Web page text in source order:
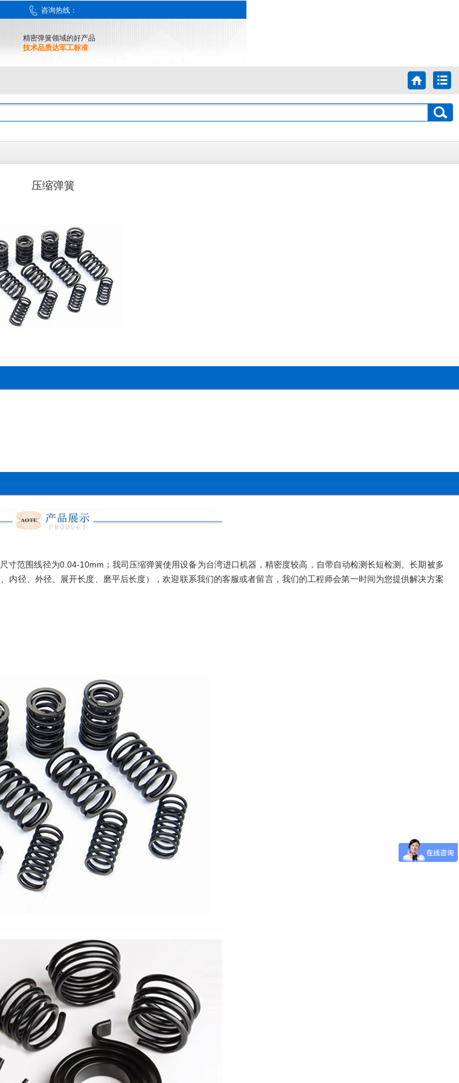
咨询热线：
精密弹簧领域的好产品
技术品质达军工标准
压缩弹簧
范围线径为0.04-10mm；我司压缩弹簧使用设备为台湾进口机器，精密度较高，自带自动检测长短检测。长期被多
径、外径、展开长度、磨平后长度），欢迎联系我们的客服或者留言，我们的工程师会第一时间为您提供解决方案